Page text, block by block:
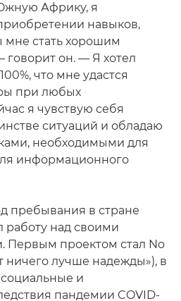
Африку, я
навыков,
мне стать хорошим
он. — Я хотел
что мне удастся
при любых
я чувствую себя
ситуаций и обладаю
необходимыми для
информационного
пребывания в стране
над своими
Первым проектом стал No
ничего лучше надежды»), в
и
пандемии COVID-